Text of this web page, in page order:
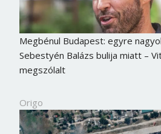
Megbénul Budapest: egyre
Sebestyén Balázs bulija miatt –
megszólalt
Origo